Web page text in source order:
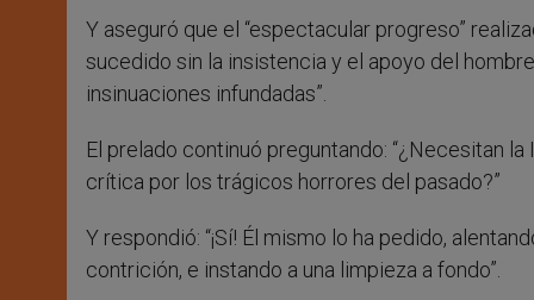
Y aseguró que el “espectacular progreso”
sucedido sin la insistencia y el apoyo del
insinuaciones infundadas”.
El prelado continuó preguntando: “¿Necesitan
crítica por los trágicos horrores del pasado?”
Y respondió: “¡Sí! Él mismo lo ha pedido,
contrición, e instando a una limpieza a fondo”.